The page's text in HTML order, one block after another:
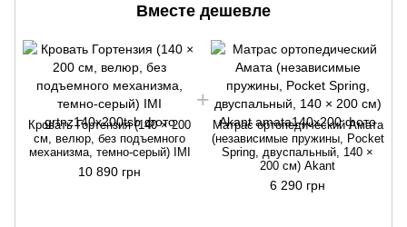
Вместе дешевле
Кровать Гортензия (140 × 200
см, велюр, без подъемного
механизма, темно-серый) IMI
10 890 грн
Матрас ортопедический Амата
(независимые пружины, Pocket
Spring, двуспальный, 140 ×
200 см) Akant
6 290 грн